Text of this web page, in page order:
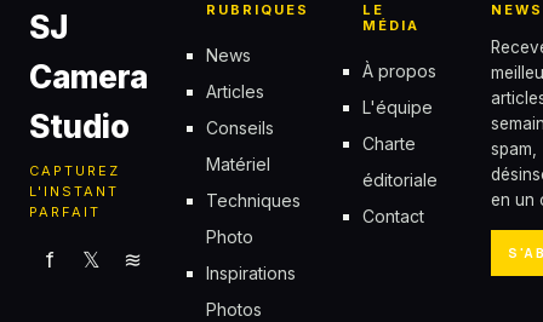
SJ
Camera
Studio
CAPTUREZ
L'INSTANT
PARFAIT
f 𝕏 ≋
RUBRIQUES
News
Articles
Conseils
Matériel
Techniques
Photo
Inspirations
Photos
LE
MÉDIA
À propos
L'équipe
Charte
éditoriale
Contact
spam,
en un